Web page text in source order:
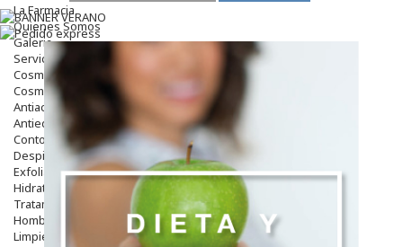
La Farmacia
Quienes Somos
Galeria
Servicios
Cosmética
Cosmética Facial
Antiacné
Antiedad
Contorno De Ojos
Despigmentantes
Exfoliantes
Hidratantes
Tratamientos De Noche
Hombre
Limpieza